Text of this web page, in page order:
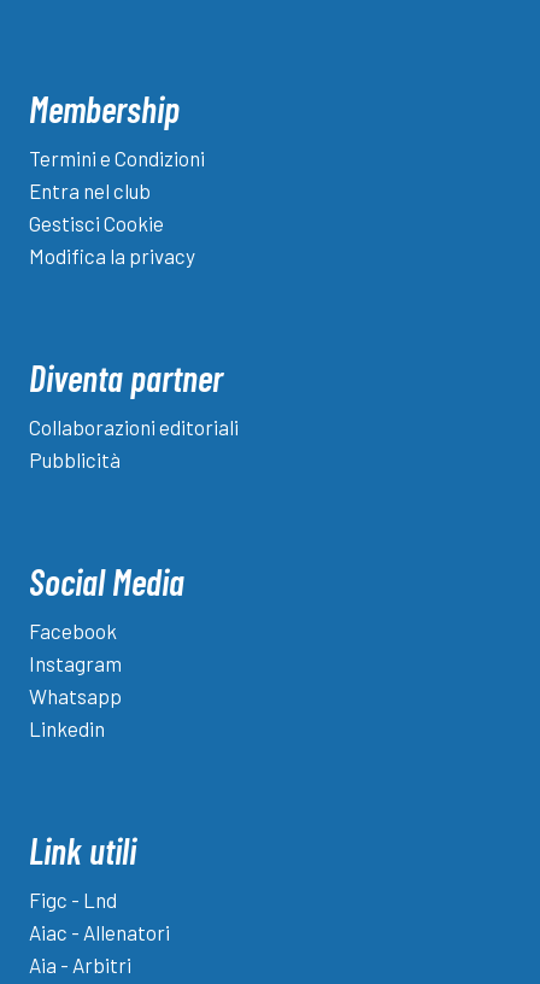
Membership
Termini e Condizioni
Entra nel club
Gestisci Cookie
Modifica la privacy
Diventa partner
Collaborazioni editoriali
Pubblicità
Social Media
Facebook
Instagram
Whatsapp
Linkedin
Link utili
Figc - Lnd
Aiac - Allenatori
Aia - Arbitri